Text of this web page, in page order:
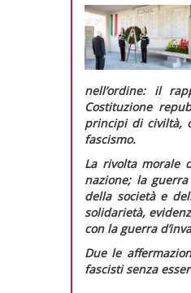
nell’ordine: il
Costituzione
principi di civiltà,
fascismo.
La rivolta morale
nazione; la
della società e
solidarietà,
con la guerra
Due le
fascisti senza